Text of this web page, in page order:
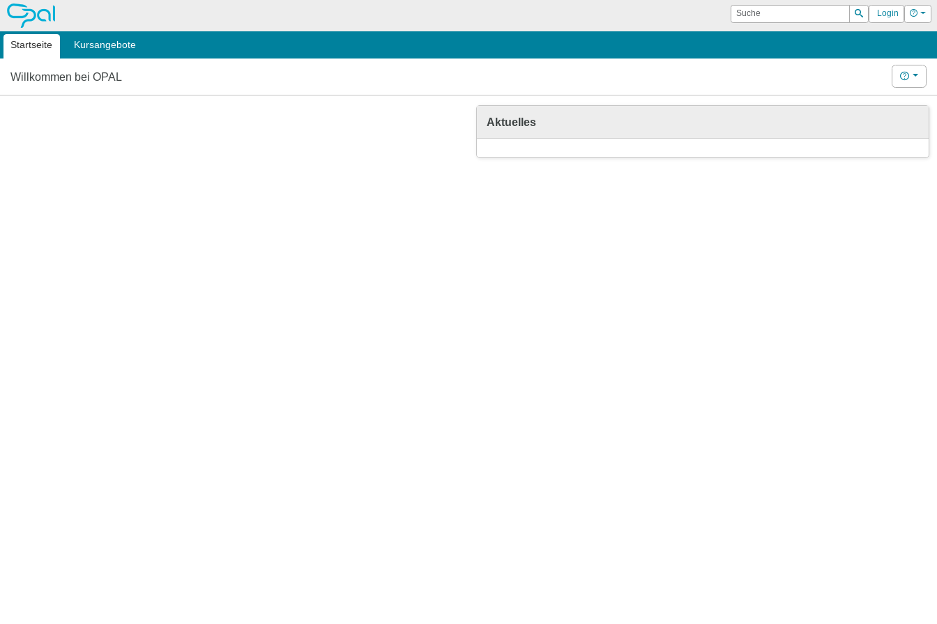
OPAL Suche
Suchen
Login Hilfe
Startseite Kursangebote
Willkommen bei OPAL Hilfe
Aktuelles